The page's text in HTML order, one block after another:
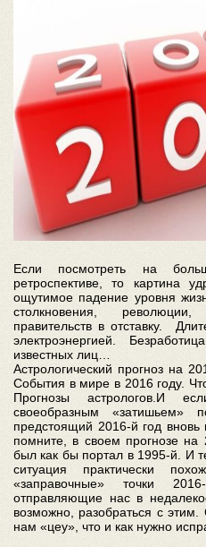
Если посмотреть на
ретроспективе, то картина
ощутимое падение уровня
столкновения, революции,
правительств в отставку.
электроэнергией.
известных лиц…
Астрологический прогноз на
События в мире в 2016 году.
Прогнозы астрологов.И
своеобразным «затишьем»
предстоящий 2016-й год
помните, в своем прогнозе
был как бы портал в 1995-й. И
ситуация практически
«заправочные» точки
отправляющие нас в
возможно, разобраться с
нам «цеу», что и как нужно